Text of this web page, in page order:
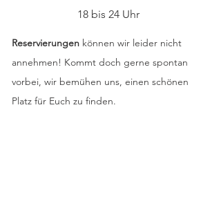
18 bis 24 Uhr
Reservierungen können wir leider nicht
annehmen! Kommt doch gerne spontan
vorbei, wir bemühen uns, einen schönen
Platz für Euch zu finden.